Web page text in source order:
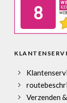
Verzenden